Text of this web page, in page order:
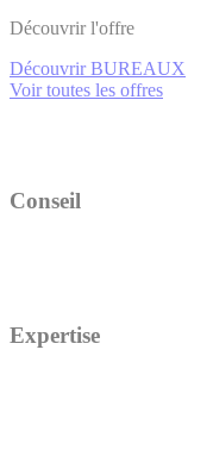
Découvrir l'offre
Découvrir BUREAUX
Voir toutes les offres
Conseil
Expertise